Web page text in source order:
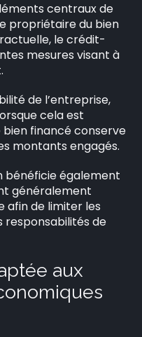
centraux de
propriétaire du bien
le crédit-
mesures visant à
de l’entreprise,
cela est
bien financé conserve
montants engagés.
bénéficie également
généralement
afin de limiter les
responsabilités de
aux